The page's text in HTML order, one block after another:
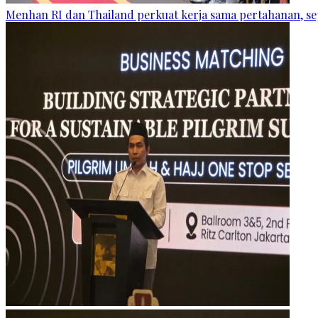
Menhan RI dan Thailand perkuat kerja sama pertahanan,